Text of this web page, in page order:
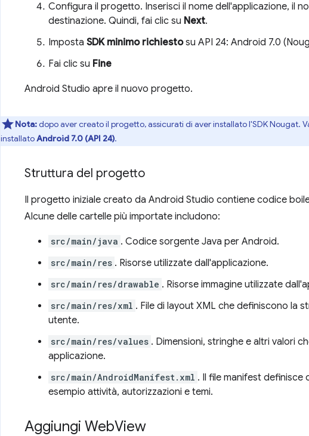
Configura il progetto. Inserisci il nome dell'applicazione, il
destinazione. Quindi, fai clic su Next.
Imposta SDK minimo richiestosu API 24: Android 7.0
Fai clic su Fine
Android Studio apre il nuovo progetto.
Nota:dopo aver creato il progetto, assicurati di aver installato l'SDK Nougat.
installatoAndroid 7.0 (API 24).
Struttura del progetto
Il progetto iniziale creato da Android Studio contiene codice
Alcune delle cartelle più importate includono:
src/main/java . Codice sorgente Java per Android.
src/main/res . Risorse utilizzate dall'applicazione.
src/main/res/drawable . Risorse immagine utilizzate
src/main/res/xml . File di layout XML che definiscono la
utente.
src/main/res/values . Dimensioni, stringhe e altri valori
applicazione.
src/main/AndroidManifest.xml . Il file manifest definisce
esempio attività, autorizzazioni e temi.
Aggiungi WebView